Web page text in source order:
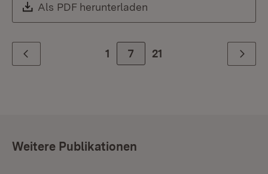
Download:
Als PDF herunterladen
Zurück 1 Zur Seite
7 21 Weiter
Weitere Publikationen